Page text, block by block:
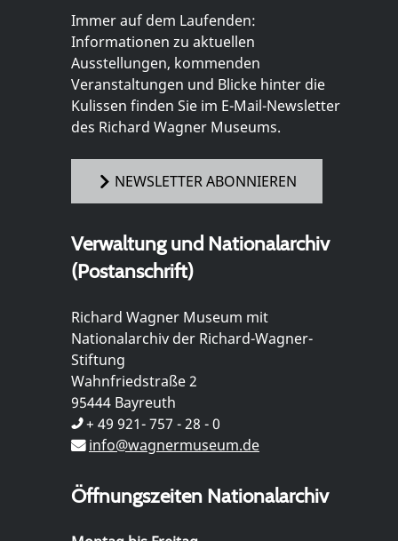
Immer auf dem Laufenden:
Informationen zu aktuellen
Ausstellungen, kommenden
Veranstaltungen und Blicke hinter die
Kulissen finden Sie im E-Mail-Newsletter
des Richard Wagner Museums.
NEWSLETTER ABONNIEREN
Verwaltung und Nationalarchiv
(Postanschrift)
Richard Wagner Museum mit
Nationalarchiv der Richard-Wagner-
Stiftung
Wahnfriedstraße 2
95444 Bayreuth
+ 49 921- 757 - 28 - 0
info@wagnermuseum.de
Öffnungszeiten Nationalarchiv